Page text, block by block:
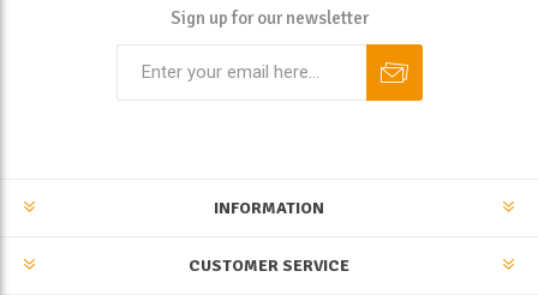
Sign up for our newsletter
INFORMATION
CUSTOMER SERVICE